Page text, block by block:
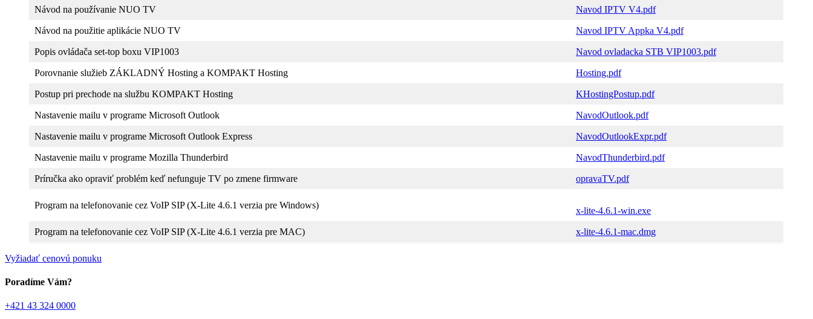
Návod na používanie NUO TV Navod IPTV V4.pdf
Návod na použitie aplikácie NUO TV Navod IPTV Appka V4.pdf
Popis ovládača set-top boxu VIP1003 Navod ovladacka STB VIP1003.pdf
Porovnanie služieb ZÁKLADNÝ Hosting a KOMPAKT Hosting Hosting.pdf
Postup pri prechode na službu KOMPAKT Hosting KHostingPostup.pdf
Nastavenie mailu v programe Microsoft Outlook NavodOutlook.pdf
Nastavenie mailu v programe Microsoft Outlook Express NavodOutlookExpr.pdf
Nastavenie mailu v programe Mozilla Thunderbird NavodThunderbird.pdf
Príručka ako opraviť problém keď nefunguje TV po zmene firmware opravaTV.pdf
Program na telefonovanie cez VoIP SIP (X-Lite 4.6.1 verzia pre Windows)
x-lite-4.6.1-win.exe
Program na telefonovanie cez VoIP SIP (X-Lite 4.6.1 verzia pre MAC) x-lite-4.6.1-mac.dmg
Vyžiadať cenovú ponuku
Poradíme Vám?
+421 43 324 0000